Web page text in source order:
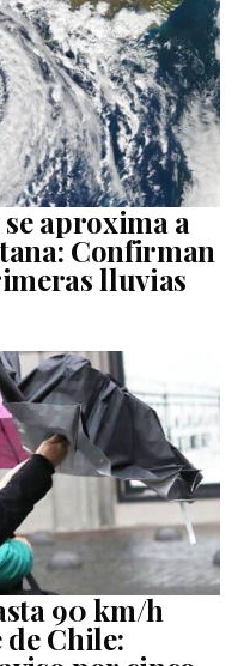
aproxima a
Confirman
lluvias
90 km/h
Chile: